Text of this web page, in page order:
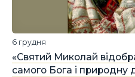
«Святий Миколай
самого Бога і природну
6 грудня